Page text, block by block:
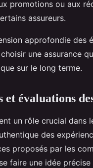
promotions ou aux
assureurs.
approfondie des
une assurance
sur le long terme.
et évaluations
un rôle crucial dans
des
proposés par les
faire une idée précise